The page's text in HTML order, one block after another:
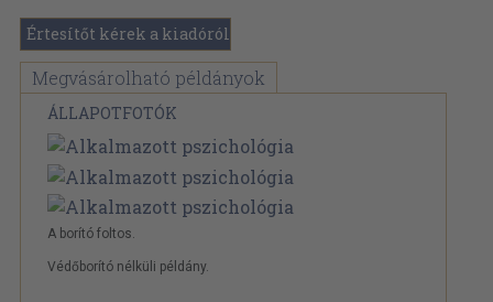
Értesítőt kérek a kiadóról
Megvásárolható példányok
ÁLLAPOTFOTÓK
A borító foltos.
Védőborító nélküli példány.